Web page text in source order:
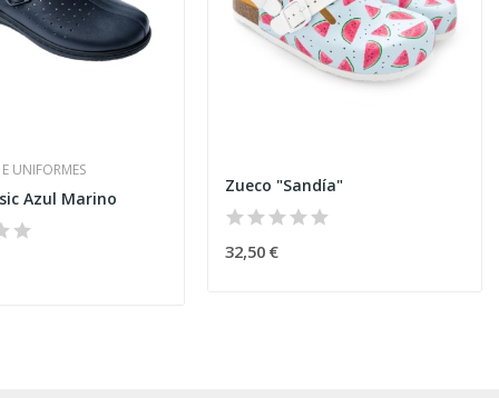
UNIFORMES
Azul Marino
Zueco "Sandía"
32,50 €